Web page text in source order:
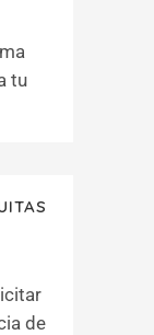
tu
de